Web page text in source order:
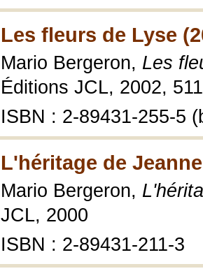
Les fleurs de Lyse
Mario Bergeron, Les
Éditions JCL, 2002,
ISBN : 2-89431-255-5
L'héritage de
Mario Bergeron,
JCL, 2000
ISBN : 2-89431-211-3